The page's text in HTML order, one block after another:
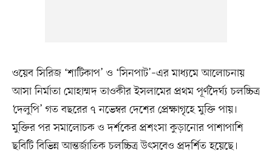
ওয়েব সিরিজ ‘শাটিকাপ’ ও ‘সিনপাট’–এর মাধ্যমে আলোচনায়
আসা নির্মাতা মোহাম্মদ তাওকীর ইসলামের প্রথম পূর্ণদৈর্ঘ্য চলচ্চিত্র
‘দেলুপি’ গত বছরের ৭ নভেম্বর দেশের প্রেক্ষাগৃহে মুক্তি পায়।
মুক্তির পর সমালোচক ও দর্শকের প্রশংসা কুড়ানোর পাশাপাশি
ছবিটি বিভিন্ন আন্তর্জাতিক চলচ্চিত্র উৎসবেও প্রদর্শিত হয়েছে।